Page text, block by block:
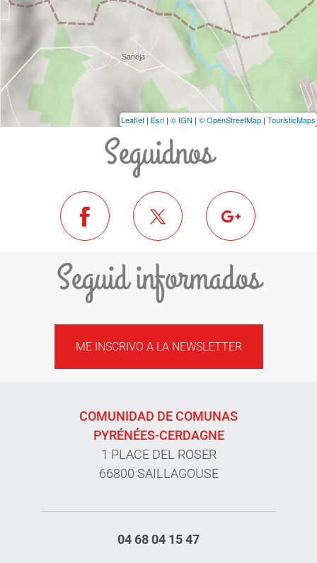
Leaflet | Esri | © IGN | © OpenStreetMap | TouristicMaps
Seguidnos
Seguid informados
ME INSCRIVO A LA NEWSLETTER
COMUNIDAD DE COMUNAS
PYRÉNÉES-CERDAGNE
1 PLACE DEL ROSER
66800 SAILLAGOUSE
04 68 04 15 47